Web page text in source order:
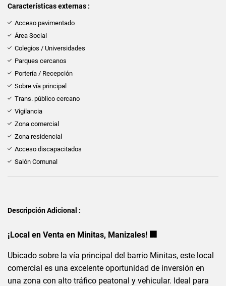
Características externas :
Acceso pavimentado
Área Social
Colegios / Universidades
Parques cercanos
Portería / Recepción
Sobre vía principal
Trans. público cercano
Vigilancia
Zona comercial
Zona residencial
Acceso discapacitados
Salón Comunal
Descripción Adicional :
¡Local en Venta en Minitas, Manizales! 🏢
Ubicado sobre la vía principal del barrio Minitas, este local
comercial es una excelente oportunidad de inversión en
una zona con alto tráfico peatonal y vehicular. Ideal para